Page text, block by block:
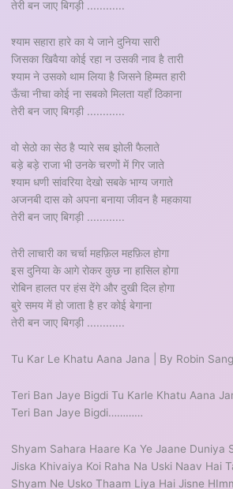
तेरी बन जाए बिगड़ी ............
श्याम सहारा हारे का ये जाने दुनिया सारी
जिसका खिवैया कोई रहा न उसकी नाव है तारी
श्याम ने उसको थाम लिया है जिसने हिम्मत हारी
ऊँचा नीचा कोई ना सबको मिलता यहाँ ठिकाना
तेरी बन जाए बिगड़ी ............
वो सेठो का सेठ है प्यारे सब झोली फैलाते
बड़े बड़े राजा भी उनके चरणों में गिर जाते
श्याम धणी सांवरिया देखो सबके भाग्य जगाते
अजनबी दास को अपना बनाया जीवन है महकाया
तेरी बन जाए बिगड़ी ............
तेरी लाचारी का चर्चा महफ़िल महफ़िल होगा
इस दुनिया के आगे रोकर कुछ ना हासिल होगा
रोबिन हालत पर हंस देंगे और दुखी दिल होगा
बुरे समय में हो जाता है हर कोई बेगाना
तेरी बन जाए बिगड़ी ............
Tu Kar Le Khatu Aana Jana | By Robin
Teri Ban Jaye Bigdi Tu Karle Khatu Aana
Teri Ban Jaye Bigdi…………
Shyam Sahara Haare Ka Ye Jaane Duniya
Jiska Khivaiya Koi Raha Na Uski Naav Hai
Shyam Ne Usko Thaam Liya Hai Jisne